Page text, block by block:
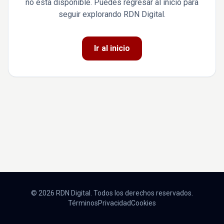
no está disponible. Puedes regresar al inicio para
seguir explorando RDN Digital.
Ir al inicio
© 2026 RDN Digital. Todos los derechos reservados.
TérminosPrivacidadCookies